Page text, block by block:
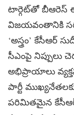
టార్గెట్‌తో బీఆరెస్‌
విజయవంతానికి
‘అస్త్రం’ కేసీఆర్‌
సీఎంపై నిప్పులు
అభిప్రాయాలు
పార్టీ
పరిమితమైన కేసీఆర్